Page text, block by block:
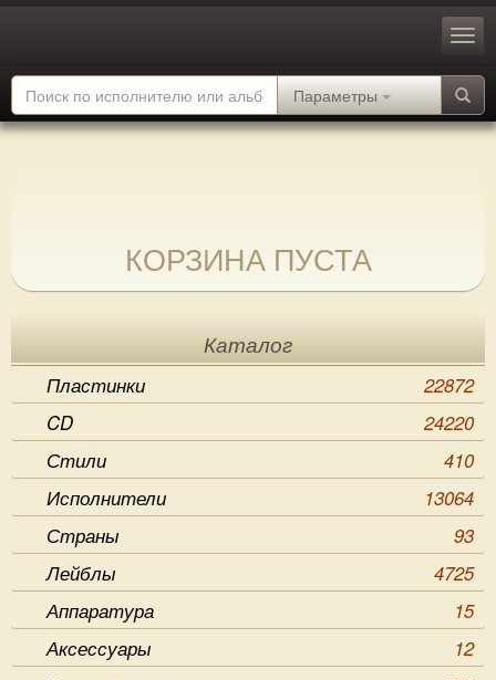
Параметры
КОРЗИНА ПУСТА
Каталог
Пластинки
22872
CD
24220
Стили
410
Исполнители
13064
Страны
93
Лейблы
4725
Аппаратура
15
Аксессуары
12